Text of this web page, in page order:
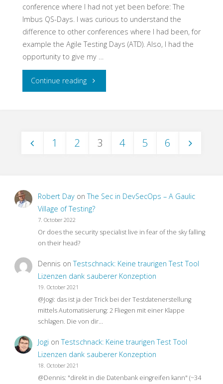
conference where I had not yet been before: The
Imbus QS-Days. I was curious to understand the
difference to other conferences where I had been, for
example the Agile Testing Days (ATD). Also, I had the
opportunity to give my …
Continue reading"Expanding
of
QA
We
It"
pagination
1 2 3 4 5 6
Robert DayonThe Sec in DevSecOps – A Gaulic
Village of Testing?
7. October 2022
Or does the security specialist live in fear of the sky falling
on their head?
Dennis onTestschnack: Keine traurigen Test Tool
Lizenzen dank sauberer Konzeption
19. October 2021
@Jogi: das ist ja der Trick bei der Testdatenerstellung
mittels Automatisierung: 2 Fliegen mit einer Klappe
schlagen. Die von dir…
Jogi onTestschnack: Keine traurigen Test Tool
Lizenzen dank sauberer Konzeption
18. October 2021
@Dennis: "direkt in die Datenbank eingreifen kann" (~34